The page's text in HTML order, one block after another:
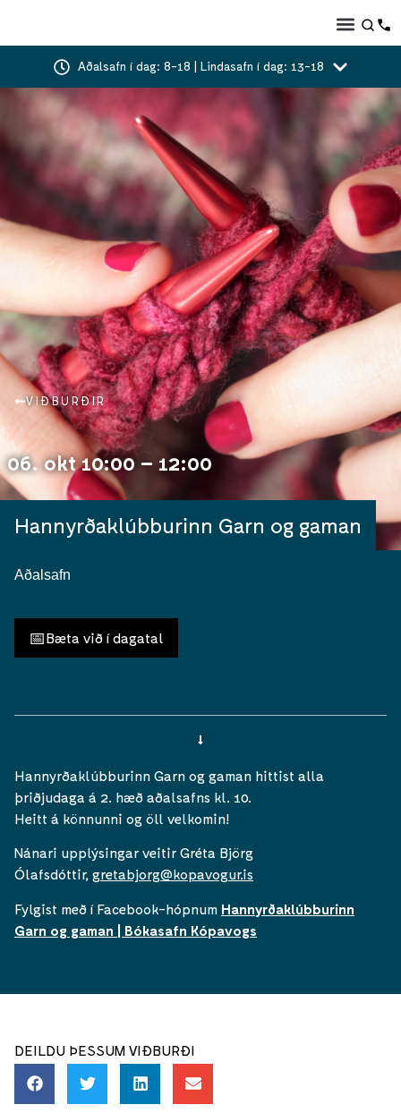
Aðalsafn í dag: 8-18 | Lindasafn í dag: 13-18
VIÐBURÐIR
06. okt 10:00 – 12:00
Hannyrðaklúbburinn Garn og gaman
Aðalsafn
📅Bæta við í dagatal
Hannyrðaklúbburinn Garn og gaman hittist alla
þriðjudaga á 2. hæð aðalsafns kl. 10.
Heitt á könnunni og öll velkomin!
Nánari upplýsingar veitir Gréta Björg
Ólafsdóttir, gretabjorg@kopavogur.is
Fylgist með í Facebook-hópnum Hannyrðaklúbburinn
Garn og gaman | Bókasafn Kópavogs
DEILDU ÞESSUM VIÐBURÐI